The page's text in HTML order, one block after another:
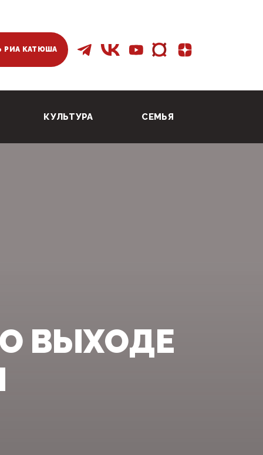
РИА КАТЮША
КУЛЬТУРА СЕМЬЯ
О ВЫХОДЕ